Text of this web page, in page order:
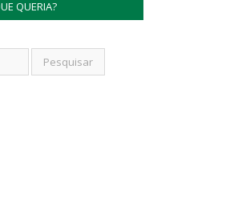
QUERIA?